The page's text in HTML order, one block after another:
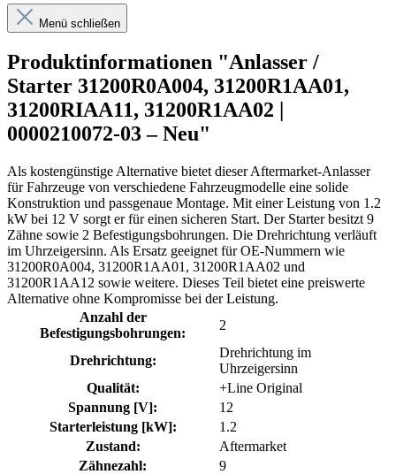
Menü schließen
Produktinformationen "Anlasser /
Starter 31200R0A004, 31200R1AA01,
31200RIAA11, 31200R1AA02 |
0000210072-03 – Neu"
Als kostengünstige Alternative bietet dieser Aftermarket-Anlasser
für Fahrzeuge von verschiedene Fahrzeugmodelle eine solide
Konstruktion und passgenaue Montage. Mit einer Leistung von 1.2
kW bei 12 V sorgt er für einen sicheren Start. Der Starter besitzt 9
Zähne sowie 2 Befestigungsbohrungen. Die Drehrichtung verläuft
im Uhrzeigersinn. Als Ersatz geeignet für OE-Nummern wie
31200R0A004, 31200R1AA01, 31200R1AA02 und
31200R1AA12 sowie weitere. Dieses Teil bietet eine preiswerte
Alternative ohne Kompromisse bei der Leistung.
Anzahl der
Befestigungsbohrungen:
2
Drehrichtung:
Drehrichtung im
Uhrzeigersinn
Qualität:
+Line Original
Spannung [V]:
12
Starterleistung [kW]:
1.2
Zustand:
Aftermarket
Zähnezahl:
9